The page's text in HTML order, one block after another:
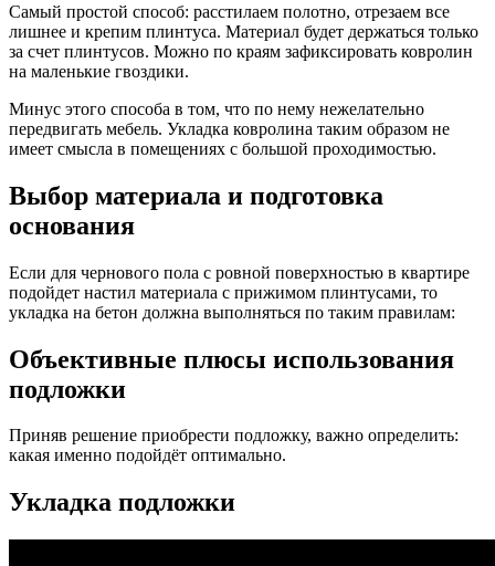
Самый простой способ: расстилаем полотно, отрезаем все
лишнее и крепим плинтуса. Материал будет держаться только
за счет плинтусов. Можно по краям зафиксировать ковролин
на маленькие гвоздики.
Минус этого способа в том, что по нему нежелательно
передвигать мебель. Укладка ковролина таким образом не
имеет смысла в помещениях с большой проходимостью.
Выбор материала и подготовка
основания
Если для чернового пола с ровной поверхностью в квартире
подойдет настил материала с прижимом плинтусами, то
укладка на бетон должна выполняться по таким правилам:
Объективные плюсы использования
подложки
Приняв решение приобрести подложку, важно определить:
какая именно подойдёт оптимально.
Укладка подложки